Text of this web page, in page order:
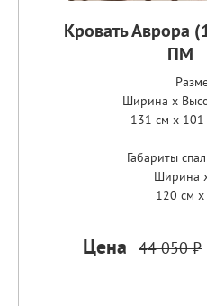
Кровать Аврора
ПМ
Ширина x
131 см x
Габариты
Ширина
120 см
Цена 44 050 ₽